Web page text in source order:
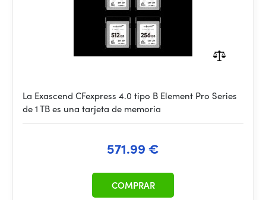
La Exascend CFexpress 4.0 tipo B Element Pro Series
de 1 TB es una tarjeta de memoria
571.99 €
COMPRAR